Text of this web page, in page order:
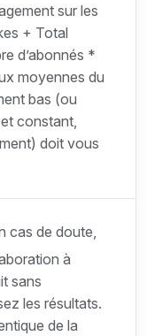
sur les
+ Total
d’abonnés *
moyennes du
bas (ou
constant,
doit vous
cas de doute,
à
sans
les résultats.
de la